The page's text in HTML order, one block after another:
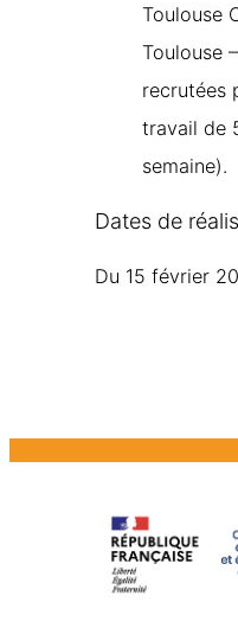
Toulouse
Toulouse
recrutées
travail de
semaine).
Dates de
Du 15 février